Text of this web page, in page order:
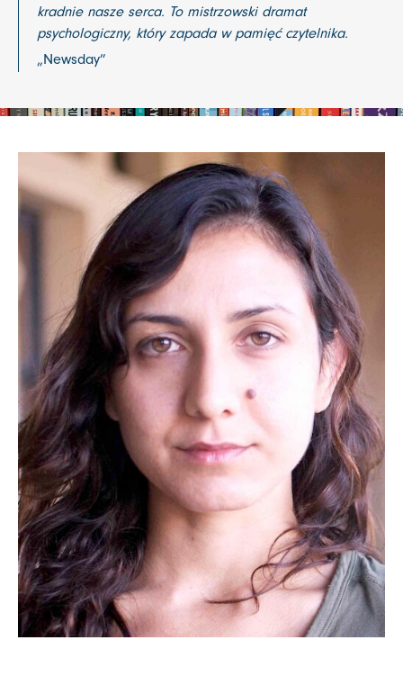
kradnie nasze serca. To mistrzowski dramat
psychologiczny, który zapada w pamięć czytelnika.
„Newsday”